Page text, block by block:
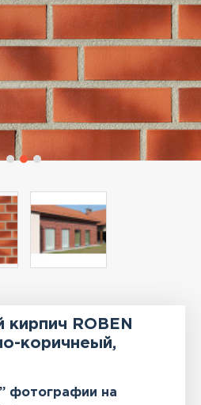
ROBEN
коричнеый,
фотографии на